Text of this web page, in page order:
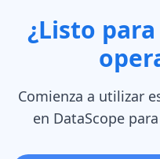
¿Listo
Comienza a utilizar
en DataScope